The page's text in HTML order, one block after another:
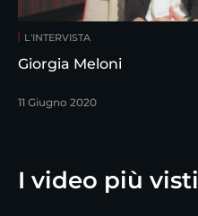
L'INTERVISTA
Giorgia Meloni
11 Giugno 2020
I video più visti